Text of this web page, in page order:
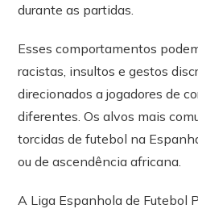
durante as partidas.
Esses comportamentos
racistas, insultos e gestos
direcionados a jogadores de
diferentes. Os alvos mais
torcidas de futebol na
ou de ascendência africana.
A Liga Espanhola de Futebol